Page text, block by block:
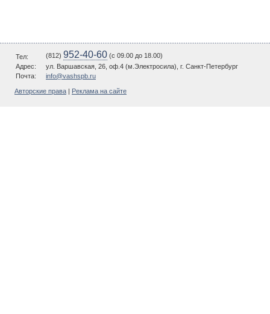
Тел: (812) 952-40-60 (c 09.00 до 18.00)
Адрес:
ул. Варшавская, 26, оф.4 (м.Электросила), г. Санкт-Петербург
Почта:
info@vashspb.ru
Авторские права Реклама на сайте